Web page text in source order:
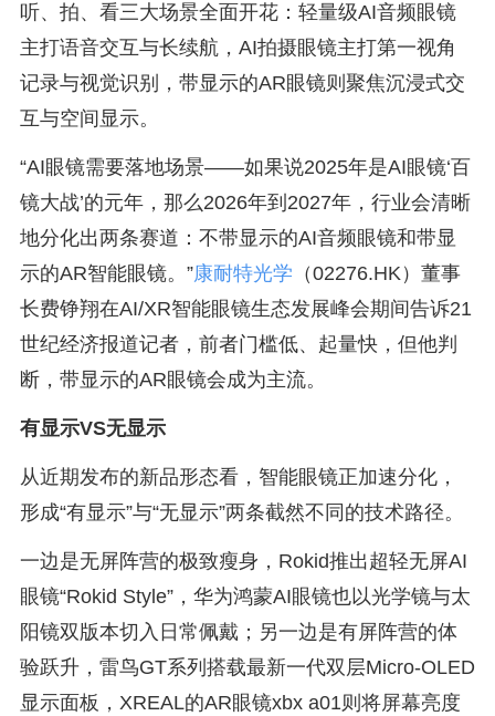
听、拍、看三大场景全面开花：轻量级AI音频眼镜
主打语音交互与长续航，AI拍摄眼镜主打第一视角
记录与视觉识别，带显示的AR眼镜则聚焦沉浸式交
互与空间显示。
“AI眼镜需要落地场景——如果说2025年是AI眼镜‘百
镜大战’的元年，那么2026年到2027年，行业会清晰
地分化出两条赛道：不带显示的AI音频眼镜和带显
示的AR智能眼镜。”康耐特光学 （02276.HK）董事
长费铮翔在AI/XR智能眼镜生态发展峰会期间告诉21
世纪经济报道记者，前者门槛低、起量快，但他判
断，带显示的AR眼镜会成为主流。
有显示VS无显示
从近期发布的新品形态看，智能眼镜正加速分化，
形成“有显示”与“无显示”两条截然不同的技术路径。
一边是无屏阵营的极致瘦身，Rokid推出超轻无屏AI
眼镜“Rokid Style”，华为鸿蒙AI眼镜也以光学镜与太
阳镜双版本切入日常佩戴；另一边是有屏阵营的体
验跃升，雷鸟GT系列搭载最新一代双层Micro-OLED
显示面板，XREAL的AR眼镜xbx a01则将屏幕亮度